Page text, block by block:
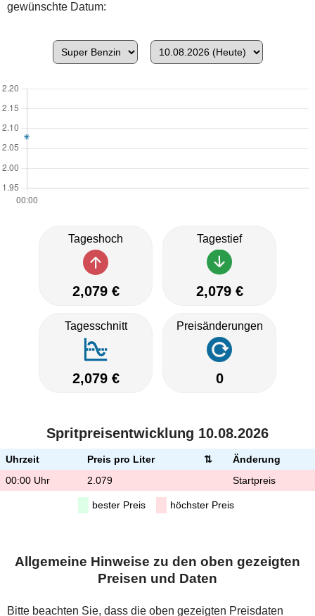
gewünschte Datum:
Tageshoch
2,079 €
Tagestief
2,079 €
Tagesschnitt
2,079 €
Preisänderungen
0
Spritpreisentwicklung 10.08.2026
Uhrzeit Preis pro Liter ⇅
Änderung
00:00 Uhr
2.079 Startpreis
bester Preis höchster Preis
Allgemeine Hinweise zu den oben gezeigten
Preisen und Daten
Bitte beachten Sie, dass die oben gezeigten Preisdaten